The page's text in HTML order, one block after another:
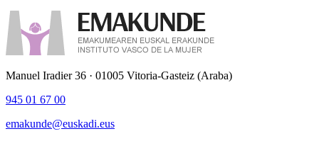
Manuel Iradier 36 · 01005 Vitoria-Gasteiz (Araba)
945 01 67 00
emakunde@euskadi.eus